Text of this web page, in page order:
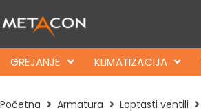
GREJANJE KLIMATIZACIJA
Početna Armatura Loptasti ventili